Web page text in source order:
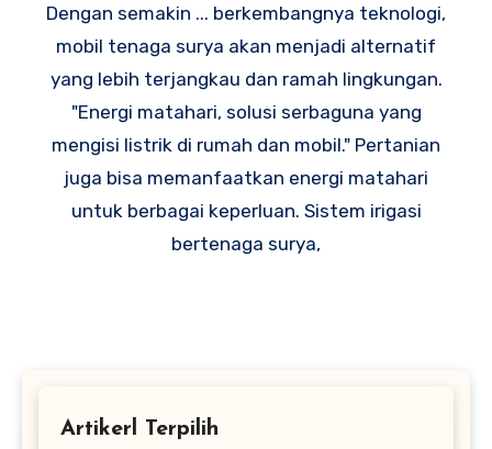
Dengan semakin ... berkembangnya teknologi,
mobil tenaga surya akan menjadi alternatif
yang lebih terjangkau dan ramah lingkungan.
"Energi matahari, solusi serbaguna yang
mengisi listrik di rumah dan mobil." Pertanian
juga bisa memanfaatkan energi matahari
untuk berbagai keperluan. Sistem irigasi
bertenaga surya,
Artikerl Terpilih